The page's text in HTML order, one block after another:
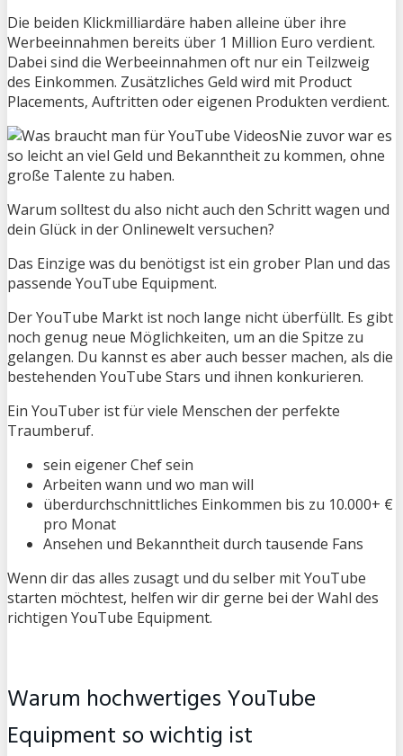
Die beiden Klickmilliardäre haben alleine über ihre
Werbeeinnahmen bereits über 1 Million Euro verdient.
Dabei sind die Werbeeinnahmen oft nur ein Teilzweig
des Einkommen. Zusätzliches Geld wird mit Product
Placements, Auftritten oder eigenen Produkten verdient.
Nie zuvor war es
so leicht an viel Geld und Bekanntheit zu kommen, ohne
große Talente zu haben.
Warum solltest du also nicht auch den Schritt wagen und
dein Glück in der Onlinewelt versuchen?
Das Einzige was du benötigst ist ein grober Plan und das
passende YouTube Equipment.
Der YouTube Markt ist noch lange nicht überfüllt. Es gibt
noch genug neue Möglichkeiten, um an die Spitze zu
gelangen. Du kannst es aber auch besser machen, als die
bestehenden YouTube Stars und ihnen konkurieren.
Ein YouTuber ist für viele Menschen der perfekte
Traumberuf.
sein eigener Chef sein
Arbeiten wann und wo man will
überdurchschnittliches Einkommen bis zu 10.000+ €
pro Monat
Ansehen und Bekanntheit durch tausende Fans
Wenn dir das alles zusagt und du selber mit YouTube
starten möchtest, helfen wir dir gerne bei der Wahl des
richtigen YouTube Equipment.
Warum hochwertiges YouTube
Equipment so wichtig ist